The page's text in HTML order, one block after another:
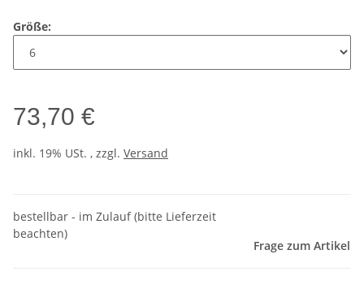
Größe:
73,70 €
inkl. 19% USt. , zzgl. Versand
bestellbar - im Zulauf (bitte Lieferzeit
beachten)
Frage zum Artikel